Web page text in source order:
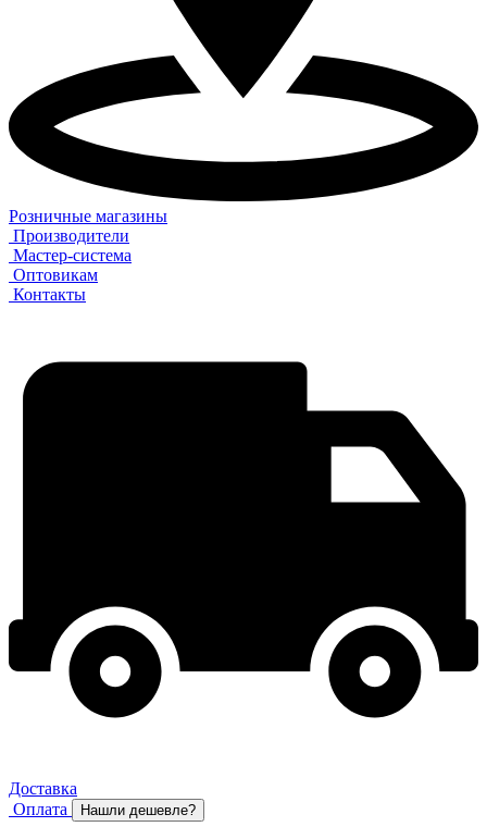
Розничные магазины
Производители
Мастер-система
Оптовикам
Контакты
Доставка
Оплата
Нашли дешевле?